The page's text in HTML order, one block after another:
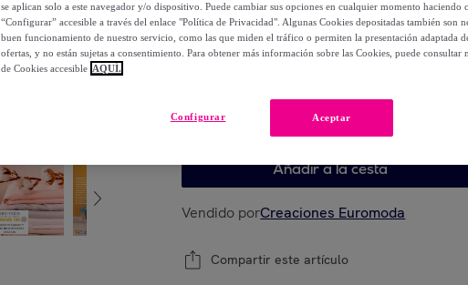
Elige tu modelo
Elige tu modelo
Añadir a la cesta
Vendido porCreaciones Euromoda
Compartir este artículo
se aplican solo a este navegador y/o dispositivo. Puede cambiar sus opciones en cualquier momento haciendo
“Configurar” accesible a través del enlace "Política de Privacidad". Algunas Cookies depositadas también son
buen funcionamiento de nuestro servicio, como las que miden el tráfico o permiten la presentación adaptada
ofertas, y no están sujetas a consentimiento. Para obtener más información sobre las Cookies, puede consultar
de Cookies accesible AQUÍ.
Aceptar
Configurar